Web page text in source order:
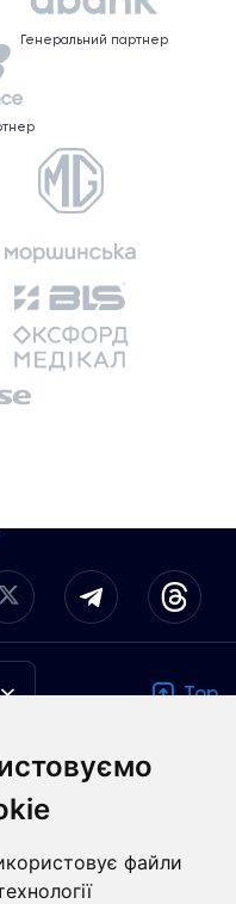
файли
Генеральний партнер
Top
TV